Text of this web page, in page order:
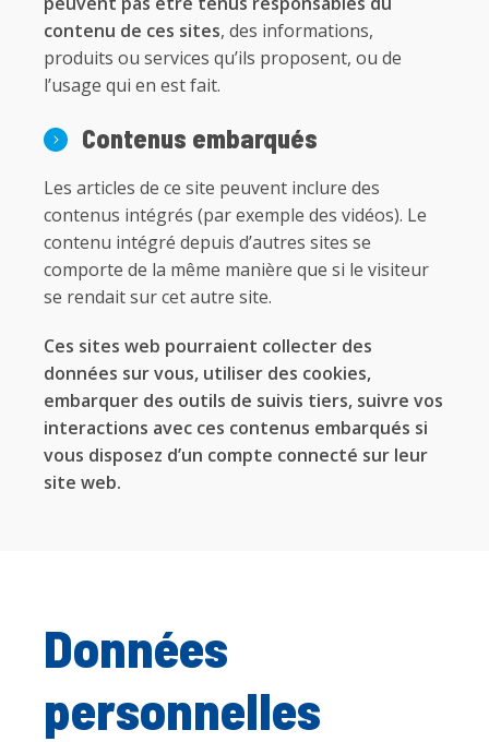
contenu de ces sites, des informations,
produits ou services qu’ils proposent, ou de
l’usage qui en est fait.
Contenus embarqués
Les articles de ce site peuvent inclure des
contenus intégrés (par exemple des vidéos). Le
contenu intégré depuis d’autres sites se
comporte de la même manière que si le visiteur
se rendait sur cet autre site.
Ces sites web pourraient collecter des
données sur vous, utiliser des cookies,
embarquer des outils de suivis tiers, suivre vos
interactions avec ces contenus embarqués si
vous disposez d’un compte connecté sur leur
site web.
Données
personnelles